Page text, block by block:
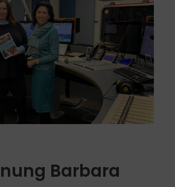
Barbara